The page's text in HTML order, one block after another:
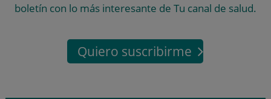
boletín con lo más interesante de Tu canal de salud.
Quiero suscribirme